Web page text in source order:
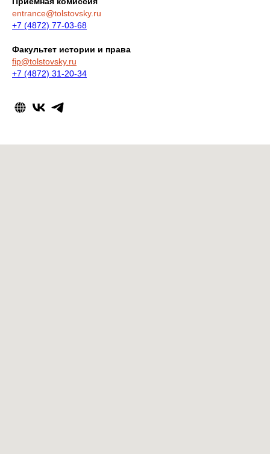
entrance@tolstovsky.ru
+7 (4872) 77-03-68
Факультет истории и права
fip@tolstovsky.ru
+7 (4872) 31-20-34